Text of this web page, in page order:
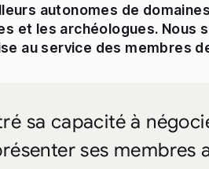
autonomes de
et les archéologues. Nous
au service des membres de
sa capacité à
ses membres